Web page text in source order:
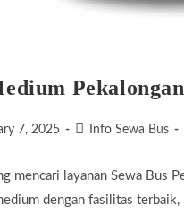
Pekalongan
7, 2025
PostInfo Sewa Bus
mencari layanan Sewa Bus
dengan fasilitas